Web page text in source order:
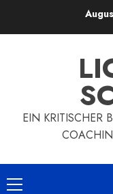
EIN KRITISCHER
Primäres